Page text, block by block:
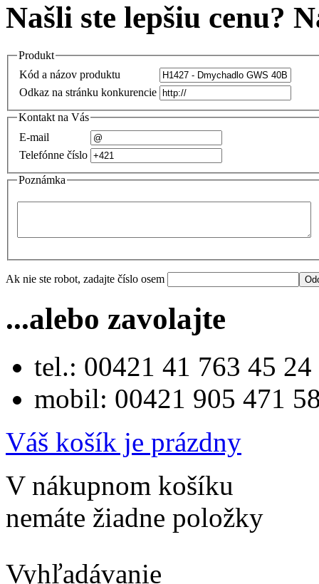
Našli ste lepšiu cenu?
Produkt
Kód a názov produktu
Odkaz na stránku konkurencie
Kontakt na Vás
E-mail
Telefónne číslo
Poznámka
Ak nie ste robot, zadajte číslo osem
...alebo zavolajte
tel.: 00421 41 763 45 24
mobil: 00421 905 471
Váš košík je prázdny
V nákupnom košíku
nemáte žiadne položky
Vyhľadávanie